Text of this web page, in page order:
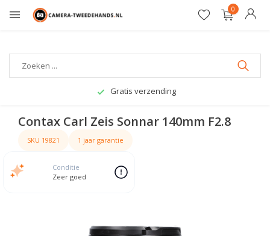
0
Gratis verzending
Contax Carl Zeis Sonnar 140mm F2.8
SKU 19821 1 jaar garantie
Conditie
Zeer goed